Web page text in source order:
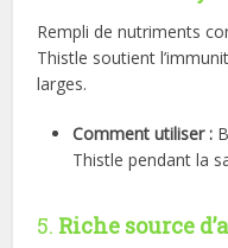
Rempli de nutriments
Thistle soutient
larges.
Comment utiliser :
Thistle pendant la
5. Riche source